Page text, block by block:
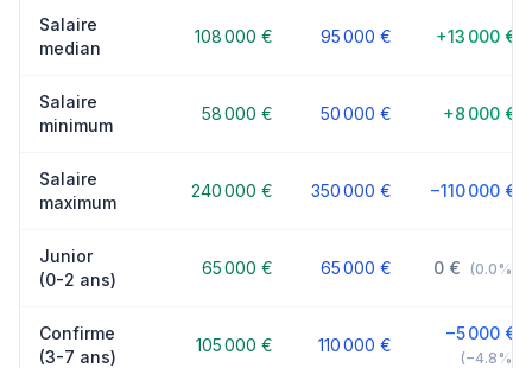
Salaire
median
108 000 € 95 000 € +13 000 €
Salaire
minimum
58 000 € 50 000 € +8 000 €
Salaire
maximum
240 000 € 350 000 € −110 000 €
Junior
(0-2 ans)
65 000 € 65 000 € 0 € (0.0%)
Confirme
(3-7 ans)
105 000 € 110 000 €
−5 000 €
(−4.8%)